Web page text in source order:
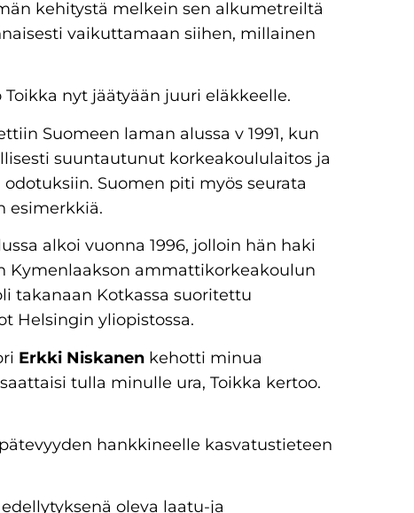
kehitystä melkein sen alkumetreiltä
vaikuttamaan siihen, millainen
nyt jäätyään juuri eläkkeelle.
Suomeen laman alussa v 1991, kun
suuntautunut korkeakoululaitos ja
Suomen piti myös seurata
esimerkkiä.
alkoi vuonna 1996, jolloin hän haki
Kymenlaakson ammattikorkeakoulun
takanaan Kotkassa suoritettu
Helsingin yliopistossa.
Erkki Niskanen kehotti minua
tulla minulle ura, Toikka kertoo.
hankkineelle kasvatustieteen
oleva laatu-ja